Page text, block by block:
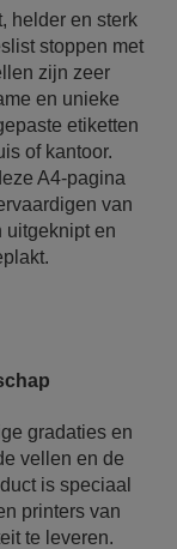
helder en sterk
stoppen met
zijn zeer
en unieke
etiketten
of kantoor.
A4-pagina
van
uitgeknipt en
gradaties en
vellen en de
is speciaal
printers van
te leveren.